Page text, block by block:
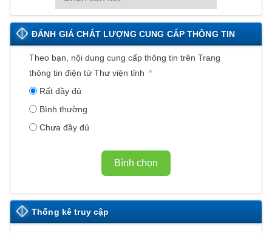
I
Ê
N
K
Ế
E
B
ĐÁNH GIÁ CHẤT LƯỢNG CUNG CẤP THÔNG TIN
Theo bạn, nội dung cung cấp thông tin trên Trang
thông tin điện tử Thư viện tỉnh
Rất đầy đủ
Bình thường
Chưa đầy đủ
Bình chọn
Thống kê truy cập